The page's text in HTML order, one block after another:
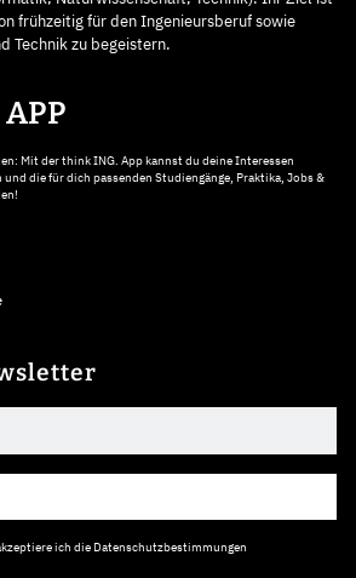
frühzeitig für den Ingenieursberuf sowie
Technik zu begeistern.
Mit der think ING. App kannst du deine Interessen
und die für dich passenden Studiengänge, Praktika, Jobs &
ich die Datenschutzbestimmungen